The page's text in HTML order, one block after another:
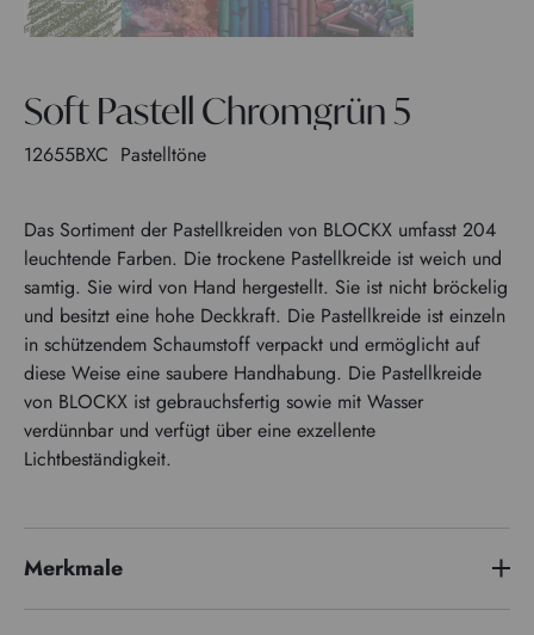
Soft Pastell Chromgrün 5
12655BXC Pastelltöne
Das Sortiment der Pastellkreiden von BLOCKX umfasst 204
leuchtende Farben. Die trockene Pastellkreide ist weich und
samtig. Sie wird von Hand hergestellt. Sie ist nicht bröckelig
und besitzt eine hohe Deckkraft. Die Pastellkreide ist einzeln
in schützendem Schaumstoff verpackt und ermöglicht auf
diese Weise eine saubere Handhabung. Die Pastellkreide
von BLOCKX ist gebrauchsfertig sowie mit Wasser
verdünnbar und verfügt über eine exzellente
Lichtbeständigkeit.
Merkmale